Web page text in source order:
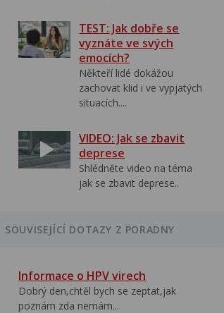
TEST: Jak dobře se
vyznáte ve svých
emocích?
Někteří lidé dokážou
zachovat klid i ve vypjatých
situacích....
VIDEO: Jak se zbavit
deprese
Shlédněte video na téma
jak se zbavit deprese..
SOUVISEJÍCÍ DOTAZY Z PORADNY
Informace o HPV virech
Dobrý den,chtěl bych se zeptat,jak
poznám zda nemám...